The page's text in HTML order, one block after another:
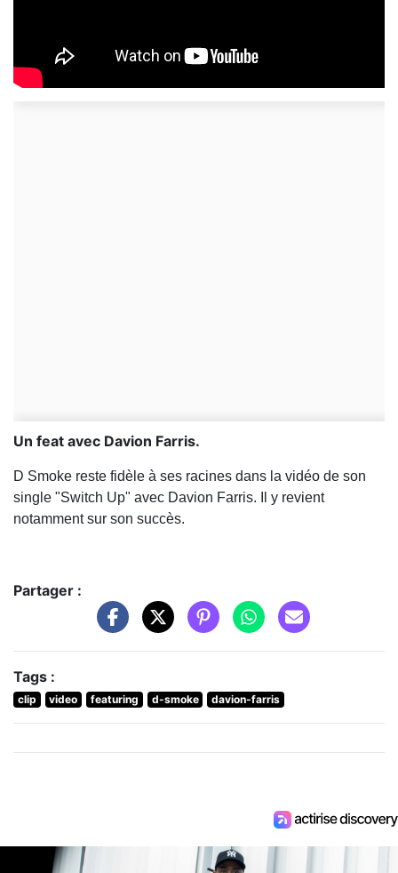
Un feat avec Davion Farris.
D Smoke reste fidèle à ses racines dans la vidéo de son
single "Switch Up" avec Davion Farris. Il y revient
notamment sur son succès.
Partager :
Tags :
clip video featuring d-smoke davion-farris